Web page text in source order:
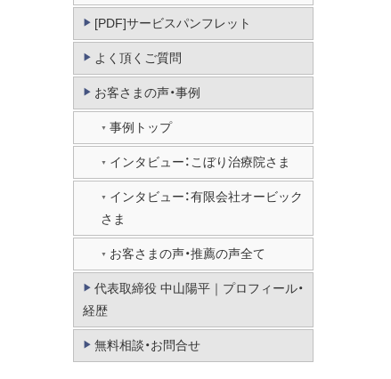
[PDF]サービスパンフレット
よく頂くご質問
お客さまの声・事例
事例トップ
インタビュー：こぼり治療院さま
インタビュー：有限会社オービック
さま
お客さまの声・推薦の声全て
代表取締役 中山陽平｜プロフィール・
経歴
無料相談・お問合せ